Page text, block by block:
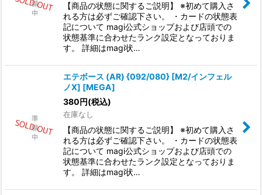
【商品の状態に関するご説明】 ※初めて購入さ
れる方は必ずご確認下さい。 ・カードの状態表
記について magi公式ショップおよび店頭での
状態基準に合わせたランク設定となっておりま
す。 詳細はmagi状…
エテボース (AR) {092/080} [M2/インフェル
ノX] [MEGA]
380円(税込)
在庫なし
【商品の状態に関するご説明】 ※初めて購入さ
れる方は必ずご確認下さい。 ・カードの状態表
記について magi公式ショップおよび店頭での
状態基準に合わせたランク設定となっておりま
す。 詳細はmagi状…